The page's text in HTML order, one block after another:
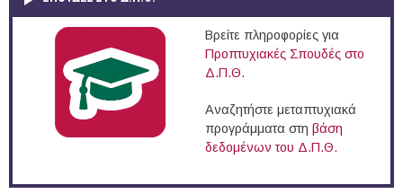
Βρείτε πληροφορίες για
Προπτυχιακές Σπουδές στο
Δ.Π.Θ.
Αναζητήστε μεταπτυχιακά
προγράμματα στη βάση
δεδομένων του Δ.Π.Θ.